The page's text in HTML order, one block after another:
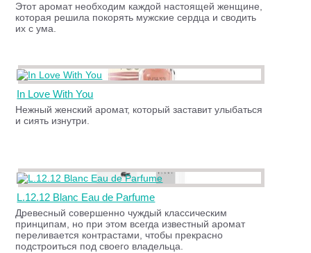
Этот аромат необходим каждой настоящей женщине,
которая решила покорять мужские сердца и сводить
их с ума.
In Love With You
Нежный женский аромат, который заставит улыбаться
и сиять изнутри.
L.12.12 Blanc Eau de Parfume
Древесный совершенно чуждый классическим
принципам, но при этом всегда известный аромат
переливается контрастами, чтобы прекрасно
подстроиться под своего владельца.